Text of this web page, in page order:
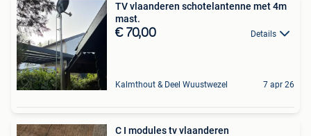
TV vlaanderen schotelantenne met 4m
mast.
€ 70,00 Details
Kalmthout & Deel Wuustwezel 7 apr 26
C I modules tv vlaanderen